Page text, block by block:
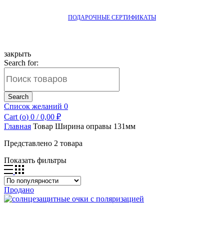
ПОДАРОЧНЫЕ СЕРТИФИКАТЫ
закрыть
Search for:
Search
Список желаний 0
Cart (o) 0 / 0,00 ₽
Главная Товар Ширина оправы 131мм
Представлено 2 товара
Показать фильтры
Продано